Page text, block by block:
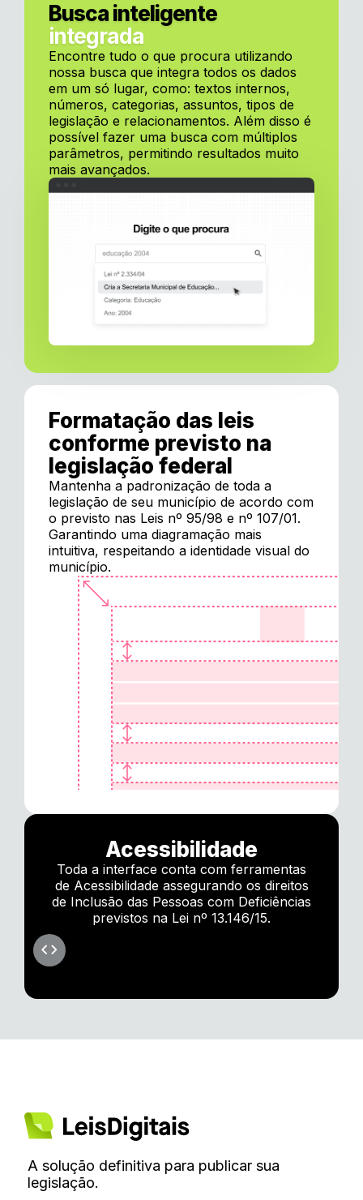
Busca inteligente
integrada
Encontre tudo o que procura utilizando
nossa busca que integra todos os dados
em um só lugar, como: textos internos,
números, categorias, assuntos, tipos de
legislação e relacionamentos. Além disso é
possível fazer uma busca com múltiplos
parâmetros, permitindo resultados muito
mais avançados.
Formatação das leis
conforme previsto na
legislação federal
Mantenha a padronização de toda a
legislação de seu município de acordo com
o previsto nas Leis nº 95/98 e nº 107/01.
Garantindo uma diagramação mais
intuitiva, respeitando a identidade visual do
município.
Acessibilidade
Toda a interface conta com ferramentas
de Acessibilidade assegurando os direitos
de Inclusão das Pessoas com Deficiências
previstos na Lei nº 13.146/15.
A solução definitiva para publicar sua
legislação.